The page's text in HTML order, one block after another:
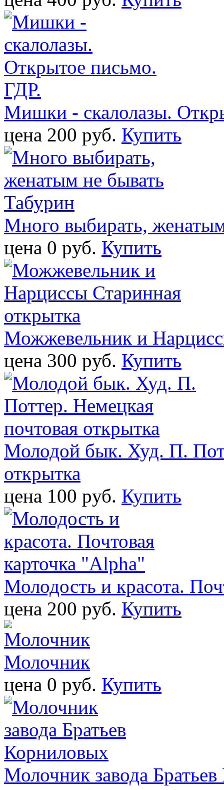
Мишки - скалолазы.
цена 200 pуб. Купить
Много выбирать,
цена 0 pуб. Купить
Можжевельник и
цена 300 pуб. Купить
Молодой бык. Худ. П.
открытка
цена 100 pуб. Купить
Молодость и красота.
цена 200 pуб. Купить
Молочник
цена 0 pуб. Купить
Молочник завода